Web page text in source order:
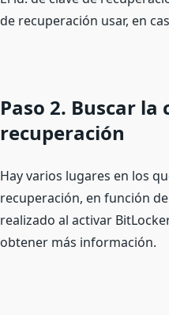
de recuperación usar, en
Paso 2. Buscar la
recuperación
Hay varios lugares en los
recuperación, en función
realizado al activar
obtener más información.